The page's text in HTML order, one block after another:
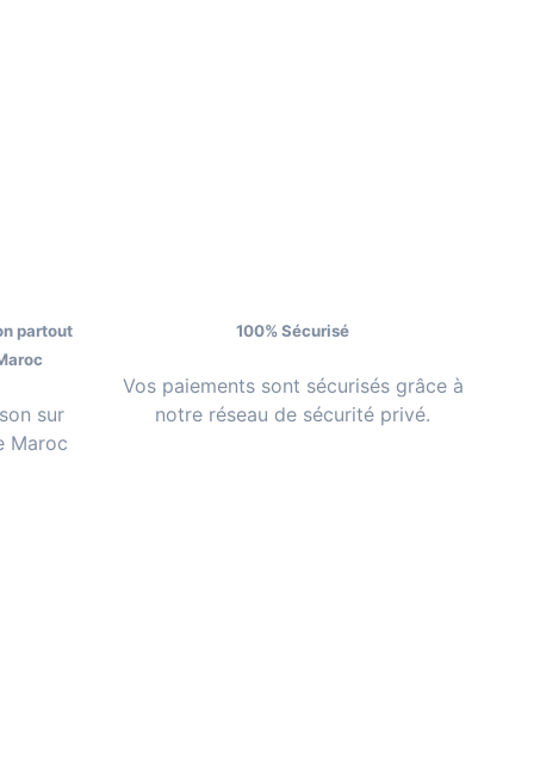
partout
sur
Maroc
100% Sécurisé
Vos paiements sont sécurisés grâce à
notre réseau de sécurité privé.